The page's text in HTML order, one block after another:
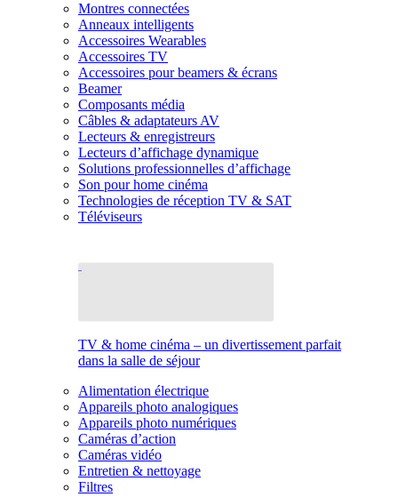
Montres connectées
Anneaux intelligents
Accessoires Wearables
Accessoires TV
Accessoires pour beamers & écrans
Beamer
Composants média
Câbles & adaptateurs AV
Lecteurs & enregistreurs
Lecteurs d’affichage dynamique
Solutions professionnelles d’affichage
Son pour home cinéma
Technologies de réception TV & SAT
Téléviseurs
TV & home cinéma – un divertissement parfait
dans la salle de séjour
Alimentation électrique
Appareils photo analogiques
Appareils photo numériques
Caméras d’action
Caméras vidéo
Entretien & nettoyage
Filtres